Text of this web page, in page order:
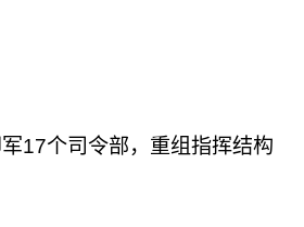
17个司令部，重组指挥结构